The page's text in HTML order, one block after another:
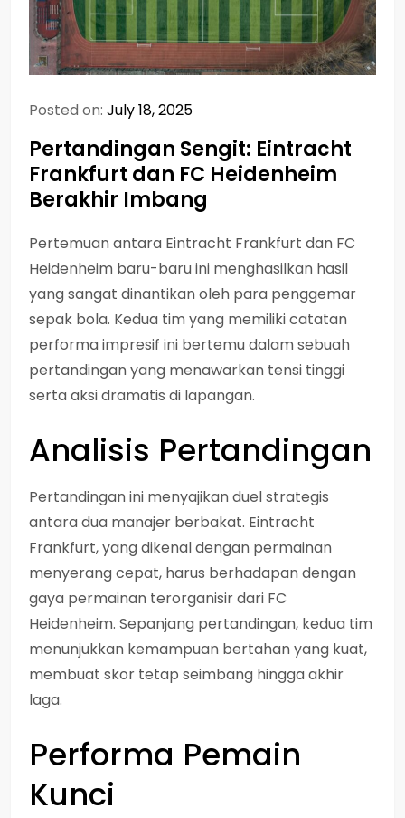
Posted on: July 18, 2025
Pertandingan Sengit: Eintracht
Frankfurt dan FC Heidenheim
Berakhir Imbang
Pertemuan antara Eintracht Frankfurt dan FC
Heidenheim baru-baru ini menghasilkan hasil
yang sangat dinantikan oleh para penggemar
sepak bola. Kedua tim yang memiliki catatan
performa impresif ini bertemu dalam sebuah
pertandingan yang menawarkan tensi tinggi
serta aksi dramatis di lapangan.
Analisis Pertandingan
Pertandingan ini menyajikan duel strategis
antara dua manajer berbakat. Eintracht
Frankfurt, yang dikenal dengan permainan
menyerang cepat, harus berhadapan dengan
gaya permainan terorganisir dari FC
Heidenheim. Sepanjang pertandingan, kedua tim
menunjukkan kemampuan bertahan yang kuat,
membuat skor tetap seimbang hingga akhir
laga.
Performa Pemain
Kunci